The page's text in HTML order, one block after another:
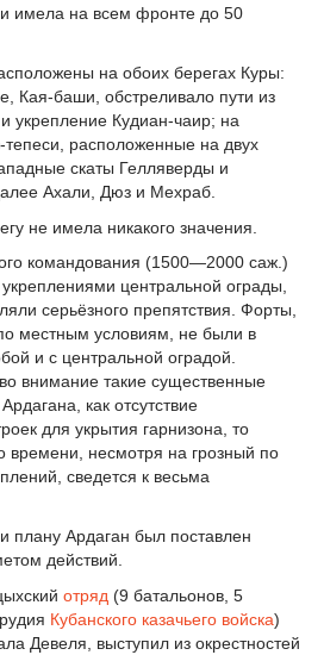
имела на всем фронте до 50
на обоих берегах Куры:
Кая-баши, обстреливало пути из
укрепление Кудиан-чаир; на
расположенные на двух
скаты Гелляверды и
Ахали, Дюз и Мехраб.
не имела никакого значения.
командования (1500—2000 саж.)
центральной ограды,
серьёзного препятствия. Форты,
местным условиям, не были в
и с центральной оградой.
внимание такие существенные
как отсутствие
для укрытия гарнизона, то
времени, несмотря на грозный по
сведется к весьма
плану Ардаган был поставлен
действий.
отряд (9 батальонов, 5
Кубанского казачьего войска)
Девеля, выступил из окрестностей